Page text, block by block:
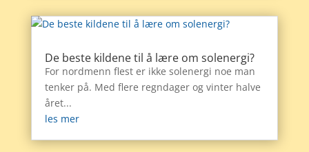
De beste kildene til å lære om solenergi?
For nordmenn flest er ikke solenergi noe man
tenker på. Med flere regndager og vinter halve
året...
les mer